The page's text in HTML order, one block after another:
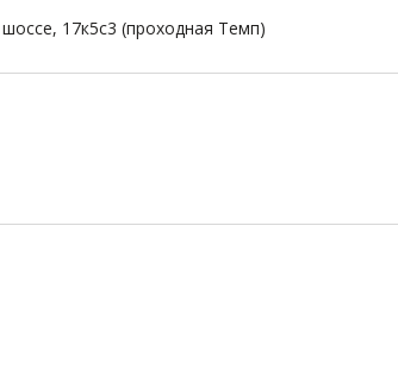
17к5с3 (проходная Темп)